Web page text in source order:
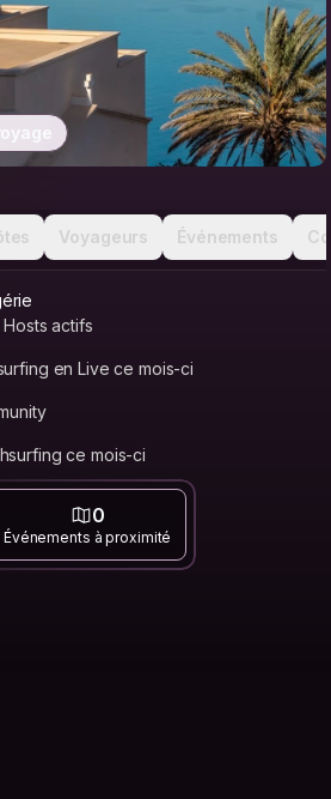
Voyageurs Événements
actifs
en Live ce mois-ci
ce mois-ci
0
Événements à proximité